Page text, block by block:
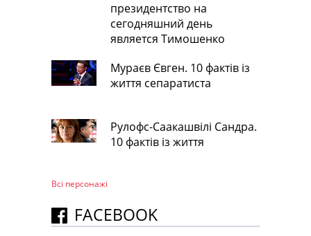
президентство на
сегодняшний день
является Тимошенко
Мураєв Євген. 10 фактів із
життя сепаратиста
Рулофс-Саакашвілі Сандра.
10 фактів із життя
Всі персонажi
FACEBOOK